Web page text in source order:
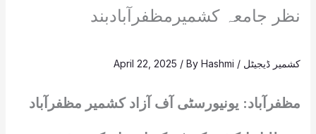
نظر جامعہ کشمیرمظفرآبادبند
کشمیر ڈیجیٹل /
April 22, 2025 / ByHashmi
مظفرآباد: یونیورسٹی آف آزاد کشمیر مظفرآباد